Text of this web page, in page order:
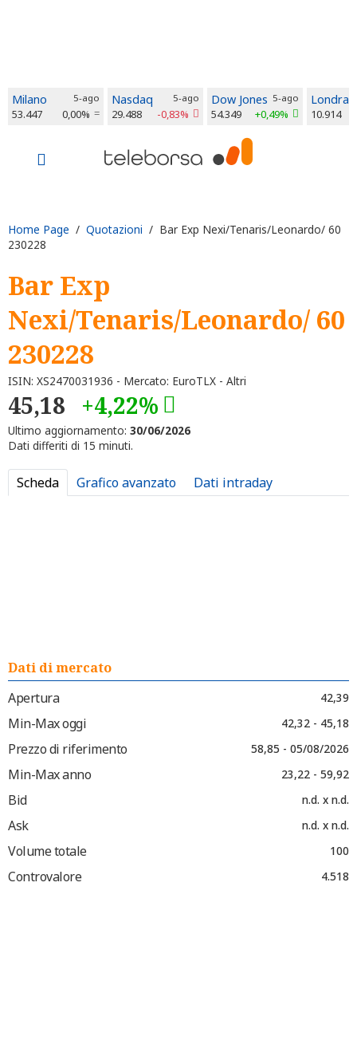
Milano 5-ago
53.447 0,00%
Nasdaq 5-ago
29.488 -0,83%
Dow Jones 5-ago
54.349 +0,49%
Londra
10.914
Home Page / Quotazioni / Bar Exp Nexi/Tenaris/Leonardo/ 60
230228
Bar Exp
Nexi/Tenaris/Leonardo/ 60
230228
ISIN: XS2470031936 - Mercato: EuroTLX - Altri
45,18 +4,22%
Ultimo aggiornamento: 30/06/2026
Dati differiti di 15 minuti.
Scheda Grafico avanzato Dati intraday
Dati di mercato
Apertura
42,39
Min-Max oggi 42,32 - 45,18
Prezzo di riferimento 58,85 - 05/08/2026
Min-Max anno 23,22 - 59,92
Bid n.d. x n.d.
Ask n.d. x n.d.
Volume totale 100
Controvalore 4.518